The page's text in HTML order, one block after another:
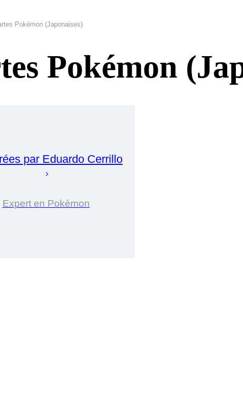
Pokémon (Japonaises)
Pokémon
par Eduardo Cerrillo
Expert en Pokémon